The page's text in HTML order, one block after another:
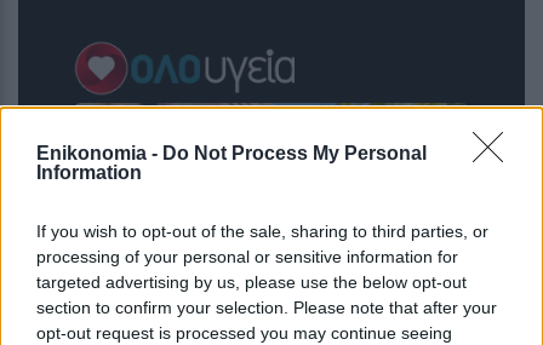
Enikonomia - Do Not Process My Personal
Information
If you wish to opt-out of the sale, sharing to third parties, or
processing of your personal or sensitive information for
targeted advertising by us, please use the below opt-out
section to confirm your selection. Please note that after your
opt-out request is processed you may continue seeing